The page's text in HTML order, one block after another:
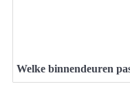
Welke binnendeuren